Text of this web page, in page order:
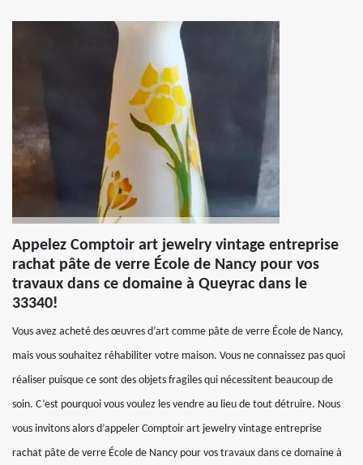
Appelez Comptoir art jewelry vintage entreprise
rachat pâte de verre École de Nancy pour vos
travaux dans ce domaine à Queyrac dans le
33340!
Vous avez acheté des œuvres d’art comme pâte de verre École de Nancy,
mais vous souhaitez réhabiliter votre maison. Vous ne connaissez pas quoi
réaliser puisque ce sont des objets fragiles qui nécessitent beaucoup de
soin. C’est pourquoi vous voulez les vendre au lieu de tout détruire. Nous
vous invitons alors d’appeler Comptoir art jewelry vintage entreprise
rachat pâte de verre École de Nancy pour vos travaux dans ce domaine à